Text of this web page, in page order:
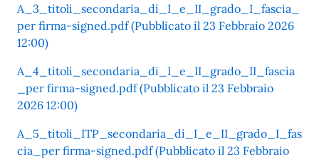
A_3_titoli_secondaria_di_I_e_II_grado_I_fascia_
per firma-signed.pdf (Pubblicato il 23 Febbraio 2026
12:00)
A_4_titoli_secondaria_di_I_e_II_grado_II_fascia
_per firma-signed.pdf (Pubblicato il 23 Febbraio
2026 12:00)
A_5_titoli_ITP_secondaria_di_I_e_II_grado_I_fas
cia_per firma-signed.pdf (Pubblicato il 23 Febbraio